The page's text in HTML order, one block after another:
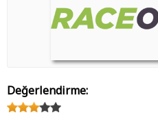
Değerlendirme: